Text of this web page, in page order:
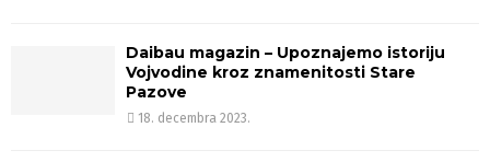
Daibau magazin – Upoznajemo istoriju
Vojvodine kroz znamenitosti Stare
Pazove
18. decembra 2023.